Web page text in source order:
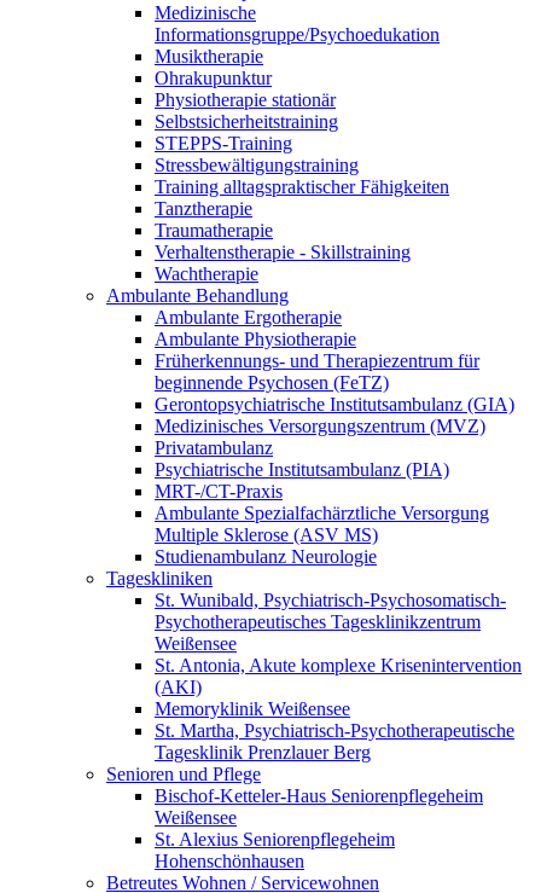
Medizinische
Informationsgruppe/Psychoedukation
Musiktherapie
Ohrakupunktur
Physiotherapie stationär
Selbstsicherheitstraining
STEPPS-Training
Stressbewältigungstraining
Training alltagspraktischer Fähigkeiten
Tanztherapie
Traumatherapie
Verhaltenstherapie - Skillstraining
Wachtherapie
Ambulante Behandlung
Ambulante Ergotherapie
Ambulante Physiotherapie
Früherkennungs- und Therapiezentrum für
beginnende Psychosen (FeTZ)
Gerontopsychiatrische Institutsambulanz (GIA)
Medizinisches Versorgungszentrum (MVZ)
Privatambulanz
Psychiatrische Institutsambulanz (PIA)
MRT-/CT-Praxis
Ambulante Spezialfachärztliche Versorgung
Multiple Sklerose (ASV MS)
Studienambulanz Neurologie
Tageskliniken
St. Wunibald, Psychiatrisch-Psychosomatisch-
Psychotherapeutisches Tagesklinikzentrum
Weißensee
St. Antonia, Akute komplexe Krisenintervention
(AKI)
Memoryklinik Weißensee
St. Martha, Psychiatrisch-Psychotherapeutische
Tagesklinik Prenzlauer Berg
Senioren und Pflege
Bischof-Ketteler-Haus Seniorenpflegeheim
Weißensee
St. Alexius Seniorenpflegeheim
Hohenschönhausen
Betreutes Wohnen / Servicewohnen